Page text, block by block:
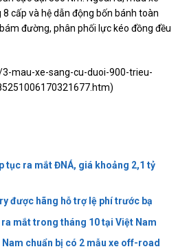
cấp và hệ dẫn động bốn bánh toàn
đường, phân phối lực kéo đồng đều
mau-xe-sang-cu-duoi-900-trieu-
)
tục ra mắt ĐNÁ, giá khoảng 2,1 tỷ
được hãng hỗ trợ lệ phí trước bạ
mắt trong tháng 10 tại Việt Nam
chuẩn bị có 2 mẫu xe off-road